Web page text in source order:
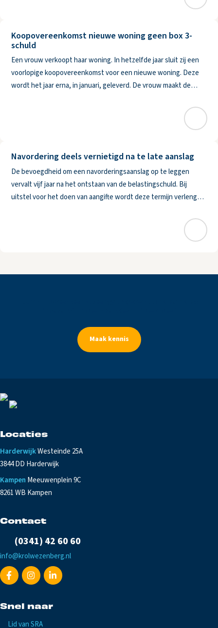
Koopovereenkomst nieuwe woning geen box 3-
schuld
Een vrouw verkoopt haar woning. In hetzelfde jaar sluit zij een
voorlopige koopovereenkomst voor een nieuwe woning. Deze
wordt het jaar erna, in januari, geleverd. De vrouw maakt de
Navordering deels vernietigd na te late aanslag
De bevoegdheid om een navorderingsaanslag op te leggen
vervalt vijf jaar na het ontstaan van de belastingschuld. Bij
uitstel voor het doen van aangifte wordt deze termijn verlengd
Maak kennis
Locaties
HarderwijkWesteinde 25A
3844 DD Harderwijk
Kampen Meeuwenplein 9C
8261 WB Kampen
Contact
(0341) 42 60 60
info@krolwezenberg.nl
Snel naar
Lid van SRA